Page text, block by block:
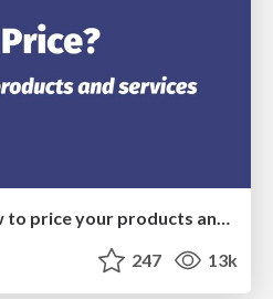
What's in a price? How to price your products and services
247 13k